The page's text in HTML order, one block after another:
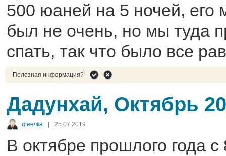
500 юаней на 5 ночей,
был не очень, но мы туда
спать, так что было все
Полезная информация?
Дадунхай, Октябрь
феечка 25.07.2019
В октябре прошлого года